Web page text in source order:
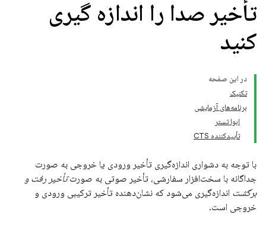
تأخیر صدا را اندازه گیری
کنید
در این صفحه
تکنیک
برنامه‌های آزمایشی
ابوا تستر
تأییدکننده CTS
با توجه به دشواری اندازه‌گیری تأخیر ورودی یا خروجی به صورت
جداگانه با سخت‌افزار سفارشی، تأخیر صوتی به صورتتأخیر رفت و
برگشت اندازه‌گیری می‌شود که نشان‌دهنده تأخیر ترکیبی ورودی و
خروجی است.